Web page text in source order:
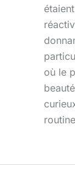
où le